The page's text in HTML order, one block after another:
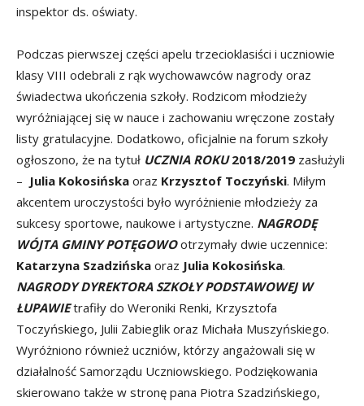
inspektor ds. oświaty.
Podczas pierwszej części apelu trzecioklasiści i uczniowie
klasy VIII odebrali z rąk wychowawców nagrody oraz
świadectwa ukończenia szkoły. Rodzicom młodzieży
wyróżniającej się w nauce i zachowaniu wręczone zostały
listy gratulacyjne. Dodatkowo, oficjalnie na forum szkoły
ogłoszono, że na tytuł UCZNIA ROKU2018/2019 zasłużyli
– Julia Kokosińska oraz Krzysztof Toczyński. Miłym
akcentem uroczystości było wyróżnienie młodzieży za
sukcesy sportowe, naukowe i artystyczne. NAGRODĘ
WÓJTA GMINY POTĘGOWOotrzymały dwie uczennice:
Katarzyna Szadzińska oraz Julia Kokosińska.
NAGRODY DYREKTORA SZKOŁY PODSTAWOWEJ W
ŁUPAWIEtrafiły do Weroniki Renki, Krzysztofa
Toczyńskiego, Julii Zabieglik oraz Michała Muszyńskiego.
Wyróżniono również uczniów, którzy angażowali się w
działalność Samorządu Uczniowskiego. Podziękowania
skierowano także w stronę pana Piotra Szadzińskiego,